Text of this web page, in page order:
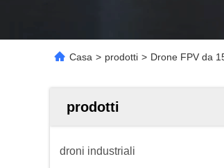
Casa > prodotti > Drone FPV da
prodotti
droni industriali